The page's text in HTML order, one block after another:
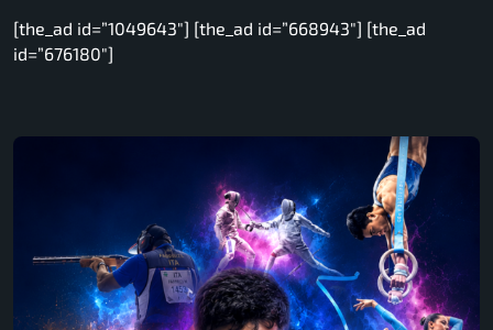
[the_ad id=”1049643″] [the_ad id=”668943″] [the_ad
id=”676180″]